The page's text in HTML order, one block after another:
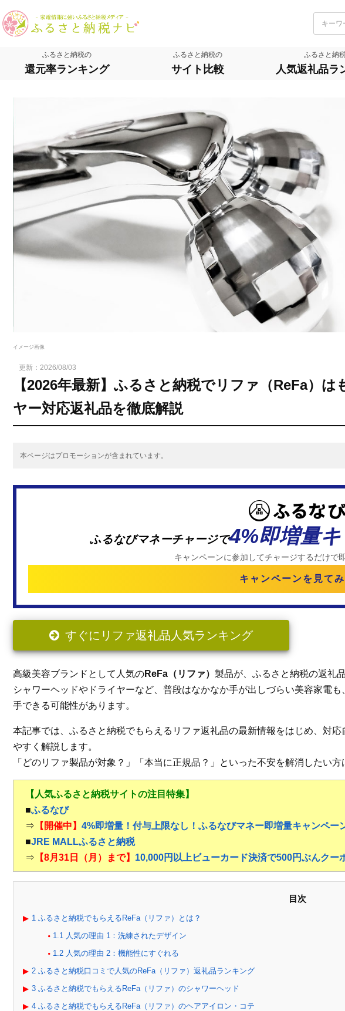
ふるさと納税の
還元率ランキング
ふるさと納税の
サイト比較
ふるさと納
人気返礼品ラ
イメージ画像
更新： 2026/08/03
【2026年最新】ふるさと納税でリファ（ReFa）
ヤー対応返礼品を徹底解説
本ページはプロモーションが含まれています。
ふるなびマネーチャージで4%即増量
キャンペーンに参加してチャージするだけで
キャンペーンを見て
すぐにリファ返礼品人気ランキング
高級美容ブランドとして人気のReFa（リファ） 製品が、ふるさと納税の返礼
シャワーヘッドやドライヤーなど、普段はなかなか手が出しづらい美容家電
手できる可能性があります。
本記事では、ふるさと納税でもらえるリファ返礼品の最新情報をはじめ、対
やすく解説します。
「どのリファ製品が対象？」「本当に正規品？」といった不安を解消したい方
【人気ふるさと納税サイトの注目特集】
■ふるなび
⇒ 【開催中】 4%即増量！付与上限なし！ふるなびマネー即増量キャンペー
■JRE MALLふるさと納税
⇒ 【8月31日（月）まで】 10,000円以上ビューカード決済で500円ぶんクー
目次
1 ふるさと納税でもらえるReFa（リファ）とは？
1.1 人気の理由 1：洗練されたデザイン
1.2 人気の理由 2：機能性にすぐれる
2 ふるさと納税口コミで人気のReFa（リファ）返礼品ランキング
3 ふるさと納税でもらえるReFa（リファ）のシャワーヘッド
4 ふるさと納税でもらえるReFa（リファ）のヘアアイロン・コテ